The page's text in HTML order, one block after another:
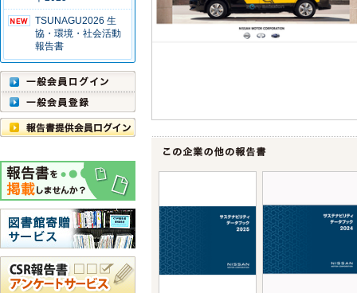
TSUNAGU2026 生
協・環境・社会活動
報告書